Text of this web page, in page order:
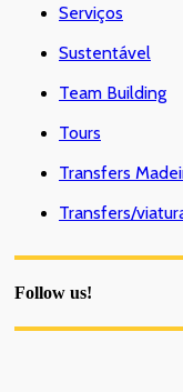
Serviços
Sustentável
Team Building
Tours
Transfers
Transfers/
Follow us!